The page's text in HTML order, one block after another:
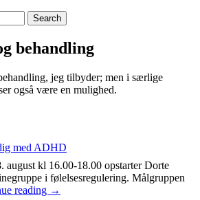
behandling
jeg tilbyder; men i særlige
også være en mulighed.
med ADHD
august kl 16.00-18.00 opstarter Dorte
i følelsesregulering. Målgruppen
reading Følelsesregulering:
→